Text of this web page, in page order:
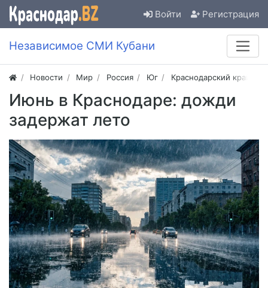
Войти Регистрация
Независимое СМИ Кубани
Новости Мир Россия Юг Краснодарский край
Июнь в Краснодаре: дожди
задержат лето